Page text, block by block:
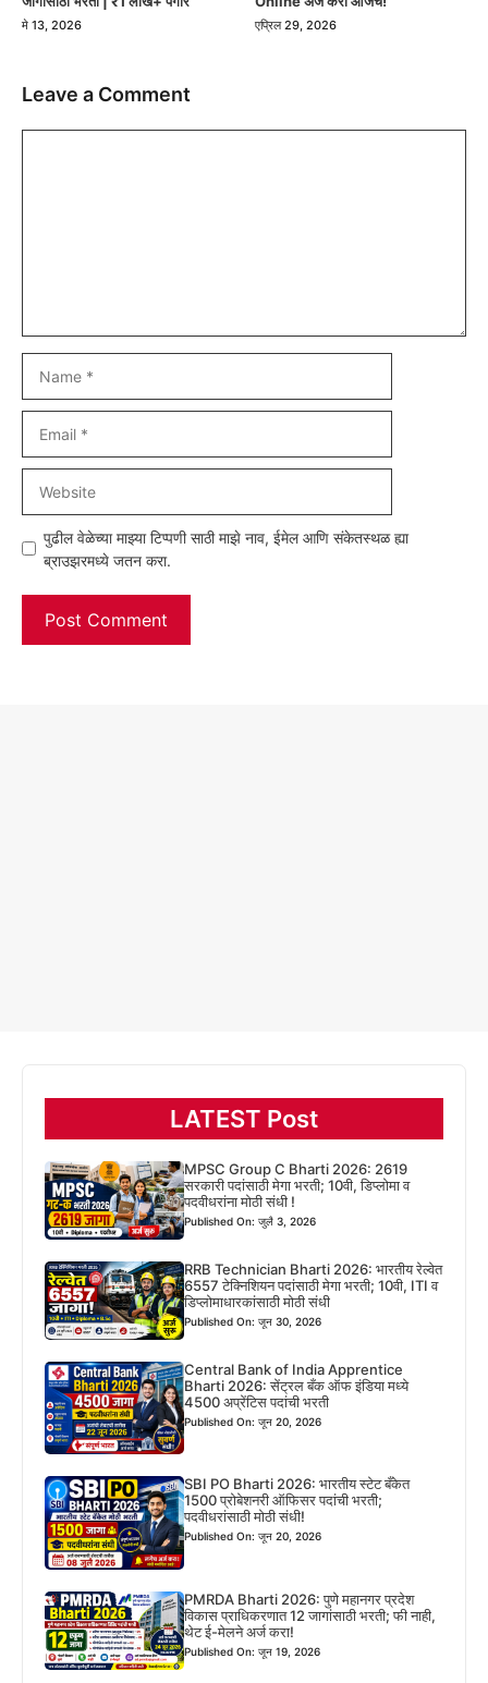
मे 13, 2026 एप्रिल 29, 2026
Leave a Comment
पुढील वेळेच्या माझ्या टिप्पणी साठी माझे नाव, ईमेल आणि संकेतस्थळ ह्या
ब्राउझरमध्ये जतन करा.
LATEST Post
MPSC Group C Bharti 2026: 2619
सरकारी पदांसाठी मेगा भरती; 10वी, डिप्लोमा व
पदवीधरांना मोठी संधी !
Published On: जुलै 3, 2026
RRB Technician Bharti 2026: भारतीय रेल्वेत
6557 टेक्निशियन पदांसाठी मेगा भरती; 10वी, ITI व
डिप्लोमाधारकांसाठी मोठी संधी
Published On: जून 30, 2026
Central Bank of India Apprentice
Bharti 2026: सेंट्रल बँक ऑफ इंडिया मध्ये
4500 अप्रेंटिस पदांची भरती
Published On: जून 20, 2026
SBI PO Bharti 2026: भारतीय स्टेट बँकेत
1500 प्रोबेशनरी ऑफिसर पदांची भरती;
पदवीधरांसाठी मोठी संधी!
Published On: जून 20, 2026
PMRDA Bharti 2026: पुणे महानगर प्रदेश
विकास प्राधिकरणात 12 जागांसाठी भरती; फी नाही,
थेट ई-मेलने अर्ज करा!
Published On: जून 19, 2026